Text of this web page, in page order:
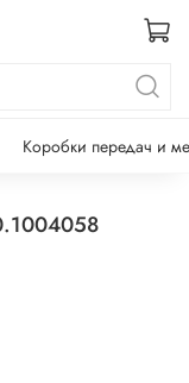
Коробки передач и